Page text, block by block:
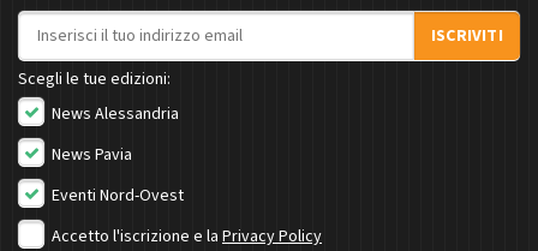
Indirizzo email
ISCRIVITI
Scegli le tue edizioni:
News Alessandria
News Pavia
Eventi Nord-Ovest
Accetto l'iscrizione e la Privacy Policy